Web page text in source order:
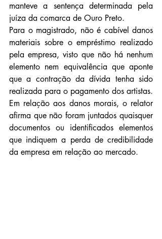
manteve a sentença determinada pela
juíza da comarca de Ouro Preto.
Para o magistrado, não é cabível danos
materiais sobre o empréstimo realizado
pela empresa, visto que não há nenhum
elemento nem equivalência que aponte
que a contração da dívida tenha sido
realizada para o pagamento dos artistas.
Em relação aos danos morais, o relator
afirma que não foram juntados quaisquer
documentos ou identificados elementos
que indiquem a perda de credibilidade
da empresa em relação ao mercado.